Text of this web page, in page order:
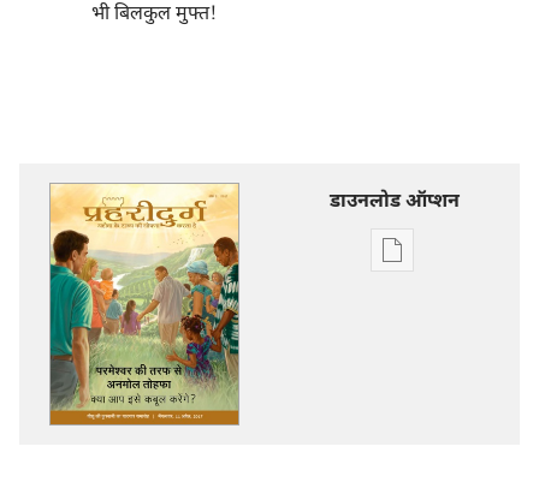
भी बिलकुल मुफ्त!
डाउनलोड ऑप्शन
डिजिटल